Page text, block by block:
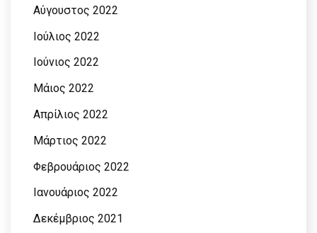
Αύγουστος 2022
Ιούλιος 2022
Ιούνιος 2022
Μάιος 2022
Απρίλιος 2022
Μάρτιος 2022
Φεβρουάριος 2022
Ιανουάριος 2022
Δεκέμβριος 2021